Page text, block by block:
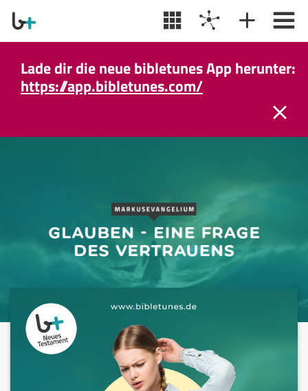
Lade dir die neue bibletunes App herunter:
https://app.bibletunes.com/